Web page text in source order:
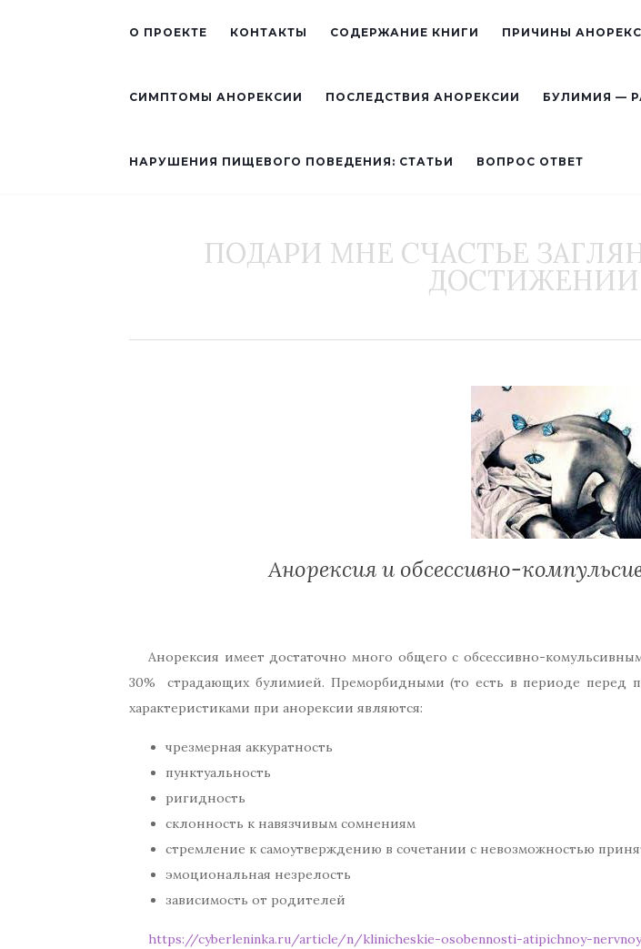
О ПРОЕКТЕ КОНТАКТЫ СОДЕРЖАНИЕ КНИГИ ПРИЧИНЫ
СИМПТОМЫ АНОРЕКСИИ ПОСЛЕДСТВИЯ АНОРЕКСИИ БУЛИМИЯ —
НАРУШЕНИЯ ПИЩЕВОГО ПОВЕДЕНИЯ: СТАТЬИ ВОПРОС ОТВЕТ
ПОДАРИ МНЕ СЧАСТЬЕ
ДОСТИЖЕНИИ
Анорексия и обсессивно-
Анорексия имеет достаточно много общего с обсессивно-
30% страдающих булимией. Преморбидными (то есть в периоде перед
характеристиками при анорексии являются:
чрезмерная аккуратность
пунктуальность
ригидность
склонность к навязчивым сомнениям
стремление к самоутверждению в сочетании с невозможностью
эмоциональная незрелость
зависимость от родителей
https://cyberleninka.ru/article/n/klinicheskie-osobennosti-atipichnoy-